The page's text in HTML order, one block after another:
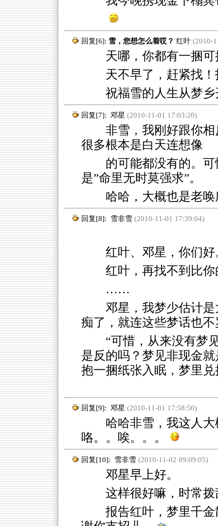
回复[6]: 雪，您想怎么着哎？ 红叶(2010-
天哪，你都有一捆可
天不早了，赶紧找
祝福雪的人生从梦
回复[7]: 邓星 (2010-11-01 17:03:20)
非雪，我刚好跟你相
很多根本是白天连想像
的可能都没有的。
是”命里无时莫强求”。
哈哈，大概也是老
回复[8]: 雪非雪(2010-11-01 17:39:04)
红叶、邓星，你们好
红叶，再找不到比
……
邓星，我梦少估计
痴了，就连这些梦话也
“可惜，从来没有梦
是反的吗？梦见非现金
抱一捆纸张入眠，梦里
回复[9]: 邓星 (2010-11-01 17:58:50)
哈哈非雪，我这人大
咯。。唉。。。
回复[10]: 雪非雪(2010-11-02 09:09:05)
邓星早上好。
这样很好嘛，时常
报告红叶，梦里千